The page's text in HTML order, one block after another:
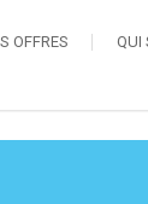
OFFRES QUI